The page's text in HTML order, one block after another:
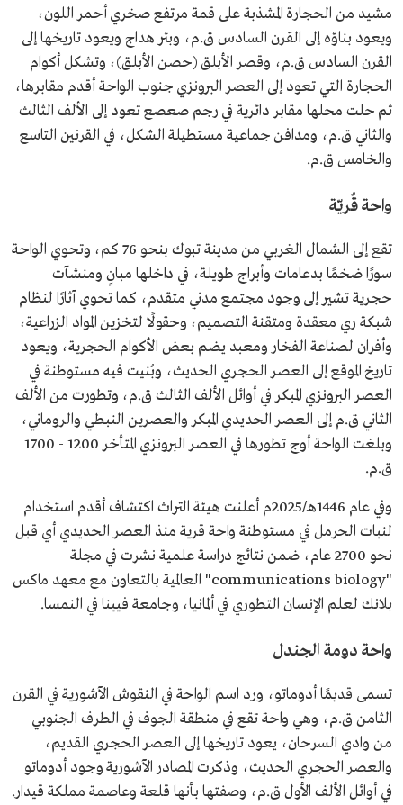
مشيد من الحجارة المشذبة على قمة مرتفع صخري أحمر اللون،
ويعود بناؤه إلى القرن السادس ق.م، وبئر هداج ويعود تاريخها إلى
القرن السادس ق.م، وقصر الأبلق (حصن الأبلق)، وتشكل أكوام
الحجارة التي تعود إلى العصر البرونزي جنوب الواحة أقدم مقابرها،
ثم حلت محلها مقابر دائرية في رجم صعصع تعود إلى الألف الثالث
والثاني ق.م، ومدافن جماعية مستطيلة الشكل، في القرنين التاسع
والخامس ق.م.
واحة قُريّة
تقع إلى الشمال الغربي من مدينة تبوك بنحو 76 كم، وتحوي الواحة
سورًا ضخمًا بدعامات وأبراج طويلة، في داخلها مبانٍ ومنشآت
حجرية تشير إلى وجود مجتمع مدني متقدم، كما تحوي آثارًا لنظام
شبكة ري معقدة ومتقنة التصميم، وحقولًا لتخزين المواد الزراعية،
وأفران لصناعة الفخار ومعبد يضم بعض الأكوام الحجرية، ويعود
تاريخ الموقع إلى العصر الحجري الحديث، وبُنيت فيه مستوطنة في
العصر البرونزي المبكر في أوائل الألف الثالث ق.م، وتطورت من الألف
الثاني ق.م إلى العصر الحديدي المبكر والعصرين النبطي والروماني،
وبلغت الواحة أوج تطورها في العصر البرونزي المتأخر 1200 - 1700
ق.م.
وفي عام 1446هـ/2025م أعلنت هيئة التراث اكتشاف أقدم استخدام
لنبات الحرمل في مستوطنة واحة قرية منذ العصر الحديدي أي قبل
نحو 2700 عام، ضمن نتائج دراسة علمية نشرت في مجلة
"communications biology" العالمية بالتعاون مع معهد ماكس
بلانك لعلم الإنسان التطوري في ألمانيا، وجامعة فيينا في النمسا.
واحة دومة الجندل
تسمى قديمًا أدوماتو، ورد اسم الواحة في النقوش الآشورية في القرن
الثامن ق.م، وهي واحة تقع في منطقة الجوف في الطرف الجنوبي
من وادي السرحان، يعود تاريخها إلى العصر الحجري القديم،
والعصر الحجري الحديث، وذكرت المصادر الآشورية وجود أدوماتو
في أوائل الألف الأول ق.م، وصفتها بأنها قلعة وعاصمة مملكة قيدار.